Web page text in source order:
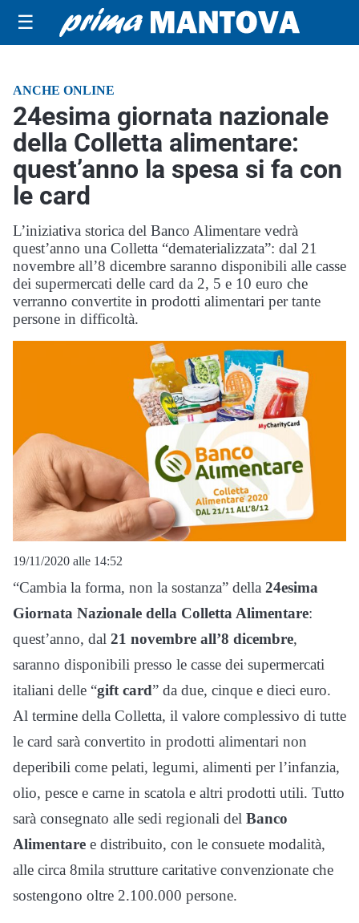
☰
ANCHE ONLINE
24esima giornata nazionale
della Colletta alimentare:
quest’anno la spesa si fa con
le card
L’iniziativa storica del Banco Alimentare vedrà
quest’anno una Colletta “dematerializzata”: dal 21
novembre all’8 dicembre saranno disponibili alle casse
dei supermercati delle card da 2, 5 e 10 euro che
verranno convertite in prodotti alimentari per tante
persone in difficoltà.
19/11/2020 alle 14:52
“Cambia la forma, non la sostanza” della 24esima
Giornata Nazionale della Colletta Alimentare:
quest’anno, dal 21 novembre all’8 dicembre,
saranno disponibili presso le casse dei supermercati
italiani delle “gift card” da due, cinque e dieci euro.
Al termine della Colletta, il valore complessivo di tutte
le card sarà convertito in prodotti alimentari non
deperibili come pelati, legumi, alimenti per l’infanzia,
olio, pesce e carne in scatola e altri prodotti utili. Tutto
sarà consegnato alle sedi regionali del Banco
Alimentare e distribuito, con le consuete modalità,
alle circa 8mila strutture caritative convenzionate che
sostengono oltre 2.100.000 persone.